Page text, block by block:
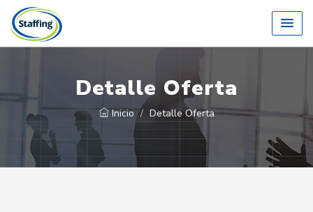
Detalle Oferta
Inicio Detalle Oferta